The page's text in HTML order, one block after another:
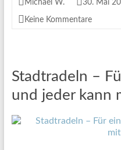
Michael W. 30. Mai
Keine Kommentare
Stadtradeln –
und jeder kann